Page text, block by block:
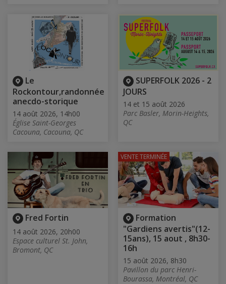
Le
Rockontour,randonnée
anecdo-storique
14 août 2026, 14h00
Église Saint-Georges
Cacouna, Cacouna, QC
SUPERFOLK 2026 - 2
JOURS
14 et 15 août 2026
Parc Basler, Morin-Heights,
QC
Fred Fortin
14 août 2026, 20h00
Espace culturel St. John,
Bromont, QC
Formation
"Gardiens avertis"(12-
15ans), 15 aout , 8h30-
16h
15 août 2026, 8h30
Pavillon du parc Henri-
Bourassa, Montréal, QC
VENTE TERMINÉE